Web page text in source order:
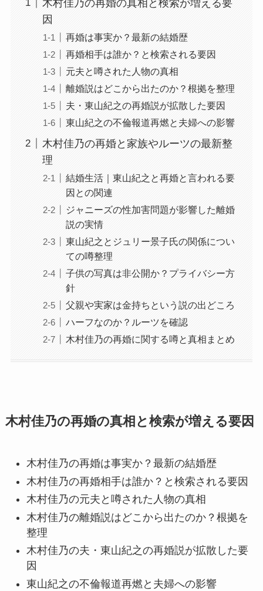
木村佳乃の再婚の真相と検索が増える要
因
再婚は事実か？最新の結婚歴
再婚相手は誰か？と検索される要因
元夫と噂された人物の真相
離婚説はどこから出たのか？根拠を整理
夫・東山紀之の再婚説が拡散した要因
東山紀之の不倫報道再燃と夫婦への影響
木村佳乃の再婚と家族やルーツの最新整
理
結婚生活｜東山紀之と再婚と言われる要
因との関連
ジャニーズの性加害問題が影響した離婚
説の実情
東山紀之とジュリー景子氏の関係につい
ての噂整理
子供の写真は非公開か？プライバシー方
針
父親や実家は金持ちという説の出どころ
ハーフなのか？ルーツを確認
木村佳乃の再婚に関する噂と真相まとめ
木村佳乃の再婚の真相と検索が増える要因
木村佳乃の再婚は事実か？最新の結婚歴
木村佳乃の再婚相手は誰か？と検索される要因
木村佳乃の元夫と噂された人物の真相
木村佳乃の離婚説はどこから出たのか？根拠を
整理
木村佳乃の夫・東山紀之の再婚説が拡散した要
因
東山紀之の不倫報道再燃と夫婦への影響